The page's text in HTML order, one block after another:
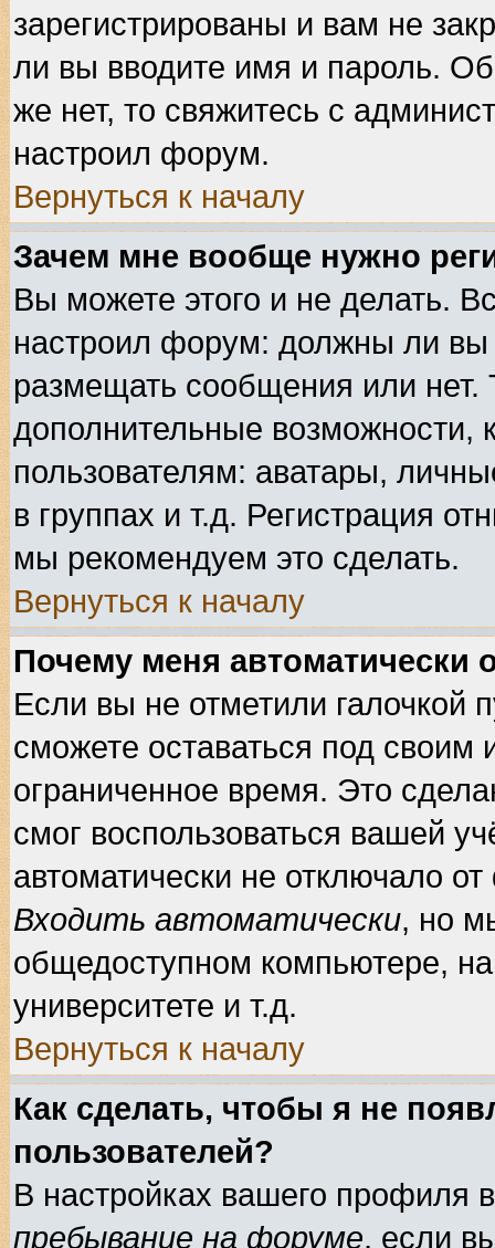
зарегистрированы и вам не
ли вы вводите имя и пароль.
же нет, то свяжитесь с
настроил форум.
Вернуться к началу
Зачем мне вообще нужно
Вы можете этого и не делать.
настроил форум: должны ли вы
размещать сообщения или нет.
дополнительные
пользователям: аватары,
в группах и т.д. Регистрация
мы рекомендуем это сделать.
Вернуться к началу
Почему меня автоматически
Если вы не отметили галочкой
сможете оставаться под
ограниченное время. Это
смог воспользоваться вашей
автоматически не отключало
Входить автоматически, но
общедоступном компьютере,
университете и т.д.
Вернуться к началу
Как сделать, чтобы я не
пользователей?
В настройках вашего профиля
пребывание на форуме, если